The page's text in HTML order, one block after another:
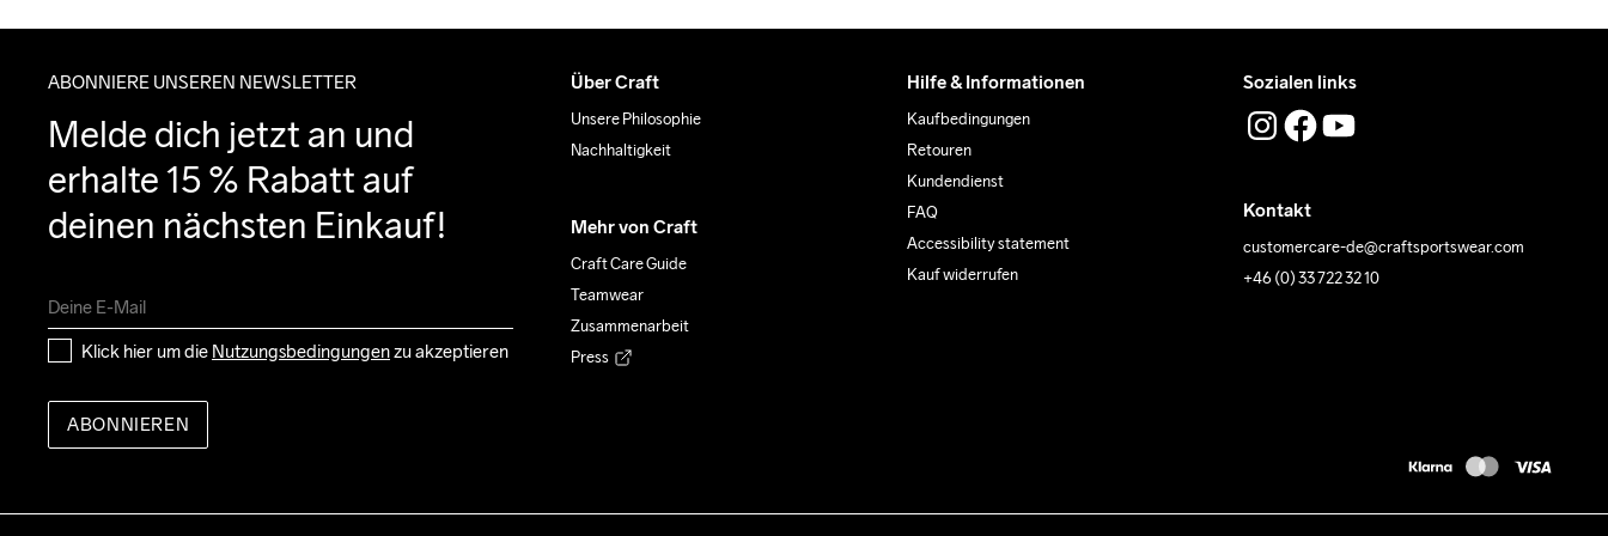
ABONNIERE UNSEREN NEWSLETTER
Melde dich jetzt an und
erhalte 15 % Rabatt auf
deinen nächsten Einkauf!
Klick hier um die Nutzungsbedingungen zu akzeptieren
ABONNIEREN
Über Craft
Unsere Philosophie
Nachhaltigkeit
Mehr von Craft
Craft Care Guide
Teamwear
Zusammenarbeit
Press
Hilfe & Informationen
Kaufbedingungen
Retouren
Kundendienst
FAQ
Accessibility statement
Kauf widerrufen
Sozialen links
Kontakt
customercare-de@craftsportswear.com
+46 (0) 33 722 32 10